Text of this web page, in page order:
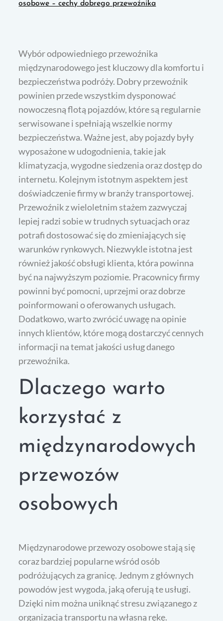
Wybór odpowiedniego przewoźnika
międzynarodowego jest kluczowy dla komfortu i
bezpieczeństwa podróży. Dobry przewoźnik
powinien przede wszystkim dysponować
nowoczesną flotą pojazdów, które są regularnie
serwisowane i spełniają wszelkie normy
bezpieczeństwa. Ważne jest, aby pojazdy były
wyposażone w udogodnienia, takie jak
klimatyzacja, wygodne siedzenia oraz dostęp do
internetu. Kolejnym istotnym aspektem jest
doświadczenie firmy w branży transportowej.
Przewoźnik z wieloletnim stażem zazwyczaj
lepiej radzi sobie w trudnych sytuacjach oraz
potrafi dostosować się do zmieniających się
warunków rynkowych. Niezwykle istotna jest
również jakość obsługi klienta, która powinna
być na najwyższym poziomie. Pracownicy firmy
powinni być pomocni, uprzejmi oraz dobrze
poinformowani o oferowanych usługach.
Dodatkowo, warto zwrócić uwagę na opinie
innych klientów, które mogą dostarczyć cennych
informacji na temat jakości usług danego
przewoźnika.
Dlaczego warto
korzystać z
międzynarodowych
przewozów
osobowych
Międzynarodowe przewozy osobowe stają się
coraz bardziej popularne wśród osób
podróżujących za granicę. Jednym z głównych
powodów jest wygoda, jaką oferują te usługi.
Dzięki nim można uniknąć stresu związanego z
organizacją transportu na własną rękę.